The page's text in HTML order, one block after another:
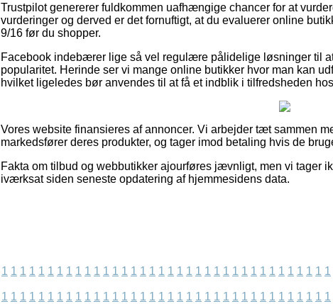
Trustpilot genererer fuldkommen uafhængige chancer for at
vurderinger og derved er det fornuftigt, at du evaluerer online
9/16 før du shopper.
Facebook indebærer lige så vel regulære pålidelige løsninger til
popularitet. Herinde ser vi mange online butikker hvor man kan
hvilket ligeledes bør anvendes til at få et indblik i tilfredsheden
Vores website finansieres af annoncer. Vi arbejder tæt sammen
markedsfører deres produkter, og tager imod betaling hvis de
Fakta om tilbud og webbutikker ajourføres jævnligt, men vi tager
iværksat siden seneste opdatering af hjemmesidens data.
1 1 1 1 1 1 1 1 1 1 1 1 1 1 1 1 1 1 1 1 1 1 1 1 1 1 1 1 1 1 1 1 1 1 1 1
1 1 1 1 1 1 1 1 1 1 1 1 1 1 1 1 1 1 1 1 1 1 1 1 1 1 1 1 1 1 1 1 1 1 1 1